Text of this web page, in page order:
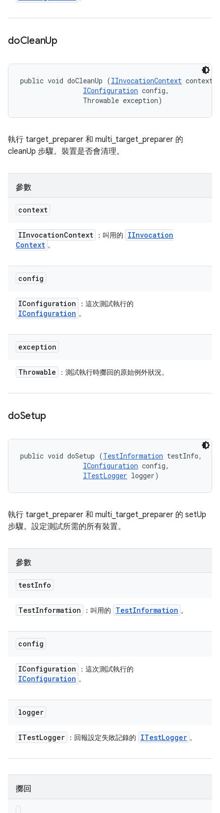
doCleanUp
public void doCleanUp (IInvocationContext
IConfiguration config,
                Throwable exception)
執行 target_preparer 和 multi_target_preparer 的
cleanUp 步驟。裝置是否會清理。
參數
context
IInvocationContext ：叫用的
IInvocation
Context 。
config
IConfiguration ：這次測試執行的
IConfiguration 。
exception
Throwable ：測試執行時擲回的原始例外狀況。
doSetup
public void doSetup (TestInformation testInfo,
IConfiguration config,
ITestLogger logger)
執行 target_preparer 和 multi_target_preparer 的 setUp
步驟。設定測試所需的所有裝置。
參數
testInfo
TestInformation ：叫用的 TestInformation 。
config
IConfiguration ：這次測試執行的
IConfiguration 。
logger
ITestLogger ：回報設定失敗記錄的 ITestLogger 。
擲回